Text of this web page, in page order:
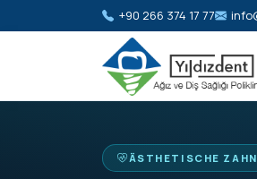
+90 266 374 17 77
ÄSTHETISCHE